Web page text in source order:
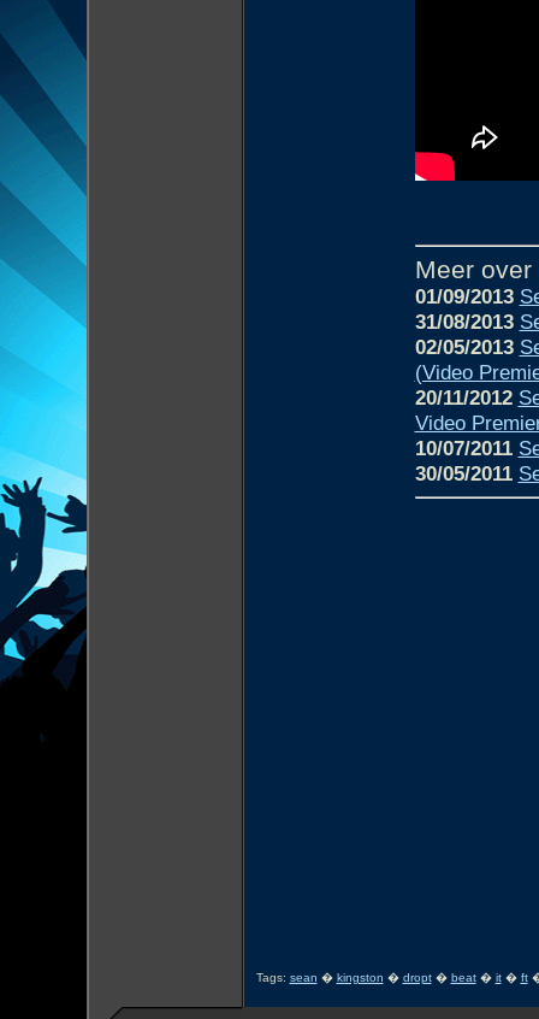
Meer
01/09/2013
31/08/2013
02/05/2013
(Video
20/11/2012
Video
10/07/2011
30/05/2011
Tags: sean � kingston � dropt� beat� it� ft